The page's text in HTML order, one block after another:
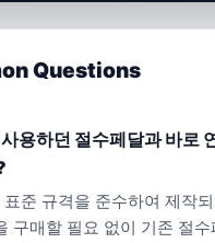
Questions
용하던 절수페달과 바로
준 규격을 준수하여 제작
구매할 필요 없이 기존 절